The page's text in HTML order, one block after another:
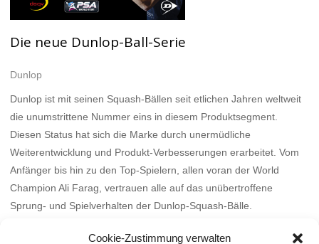
Cookie-Zustimmung verwalten
Die neue Dunlop-Ball-Serie
Dunlop
Dunlop ist mit seinen Squash-Bällen seit etlichen Jahren weltweit
die unumstrittene Nummer eins in diesem Produktsegment.
Diesen Status hat sich die Marke durch unermüdliche
Weiterentwicklung und Produkt-Verbesserungen erarbeitet. Vom
Anfänger bis hin zu den Top-Spielern, allen voran der World
Champion Ali Farag, vertrauen alle auf das unübertroffene
Sprung- und Spielverhalten der Dunlop-Squash-Bälle.